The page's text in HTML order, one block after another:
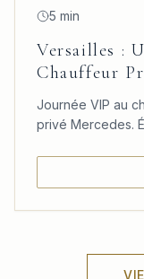
5 min
Versailles :
Chauffeur
Journée VIP au
privé Mercedes.